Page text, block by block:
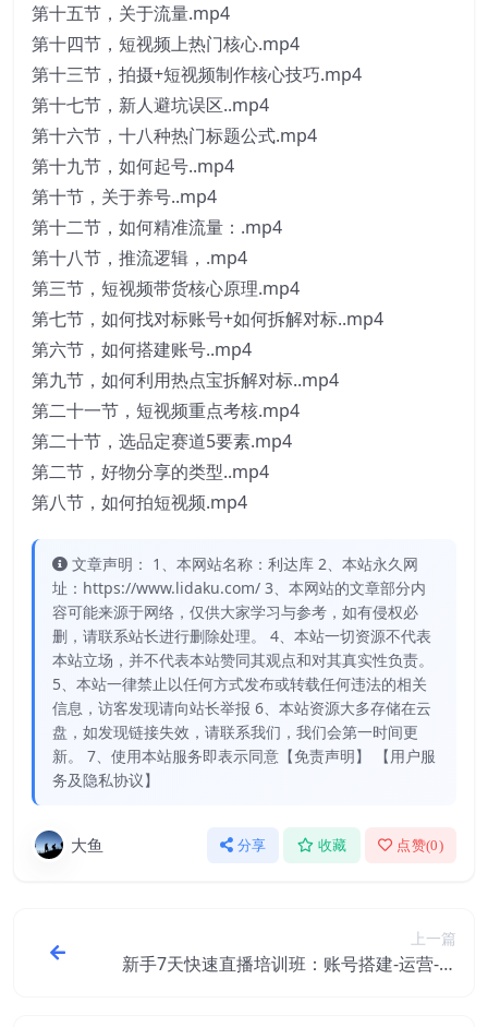
第十五节，关于流量.mp4
第十四节，短视频上热门核心.mp4
第十三节，拍摄+短视频制作核心技巧.mp4
第十七节，新人避坑误区..mp4
第十六节，十八种热门标题公式.mp4
第十九节，如何起号..mp4
第十节，关于养号..mp4
第十二节，如何精准流量：.mp4
第十八节，推流逻辑，.mp4
第三节，短视频带货核心原理.mp4
第七节，如何找对标账号+如何拆解对标..mp4
第六节，如何搭建账号..mp4
第九节，如何利用热点宝拆解对标..mp4
第二十一节，短视频重点考核.mp4
第二十节，选品定赛道5要素.mp4
第二节，好物分享的类型..mp4
第八节，如何拍短视频.mp4
文章声明： 1、本网站名称：利达库 2、本站永久网
址：https://www.lidaku.com/ 3、本网站的文章部分内
容可能来源于网络，仅供大家学习与参考，如有侵权必
删，请联系站长进行删除处理。 4、本站一切资源不代表
本站立场，并不代表本站赞同其观点和对其真实性负责。
5、本站一律禁止以任何方式发布或转载任何违法的相关
信息，访客发现请向站长举报 6、本站资源大多存储在云
盘，如发现链接失效，请联系我们，我们会第一时间更
新。 7、使用本站服务即表示同意【免责声明】 【用户服
务及隐私协议】
大鱼 分享 收藏 点赞(0)
上一篇
新手7天快速直播培训班：账号搭建-运营-卖